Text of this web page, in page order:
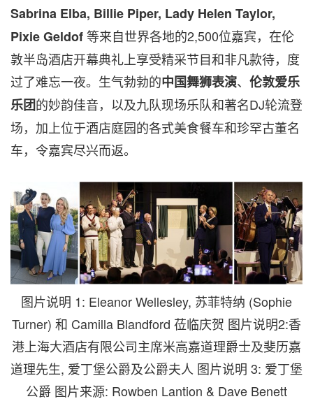
Sabrina Elba, Billie Piper, Lady Helen Taylor,
Pixie Geldof等来自世界各地的2,500位嘉宾，在伦
敦半岛酒店开幕典礼上享受精采节目和非凡款待，度
过了难忘一夜。生气勃勃的中国舞狮表演、 伦敦爱乐
乐团的妙韵佳音，以及九队现场乐队和著名DJ轮流登
场，加上位于酒店庭园的各式美食餐车和珍罕古董名
车，令嘉宾尽兴而返。
图片说明 1: Eleanor Wellesley, 苏菲特纳 (Sophie
Turner) 和 Camilla Blandford 莅临庆贺 图片说明2:香
港上海大酒店有限公司主席米高嘉道理爵士及斐历嘉
道理先生, 爱丁堡公爵及公爵夫人 图片说明 3: 爱丁堡
公爵 图片来源: Rowben Lantion & Dave Benett